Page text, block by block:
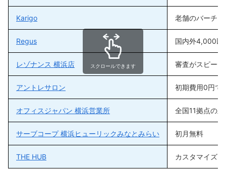
Karigo 老舗のバーチ
Regus 国内外4,000以
レゾナンス 横浜店 審査がスピー
アントレサロン 初期費用0円で
オフィスジャパン 横浜営業所 全国11拠点の
サーブコープ 横浜ヒューリックみなとみらい 初月無料
THE HUB カスタマイズ
スクロールできます